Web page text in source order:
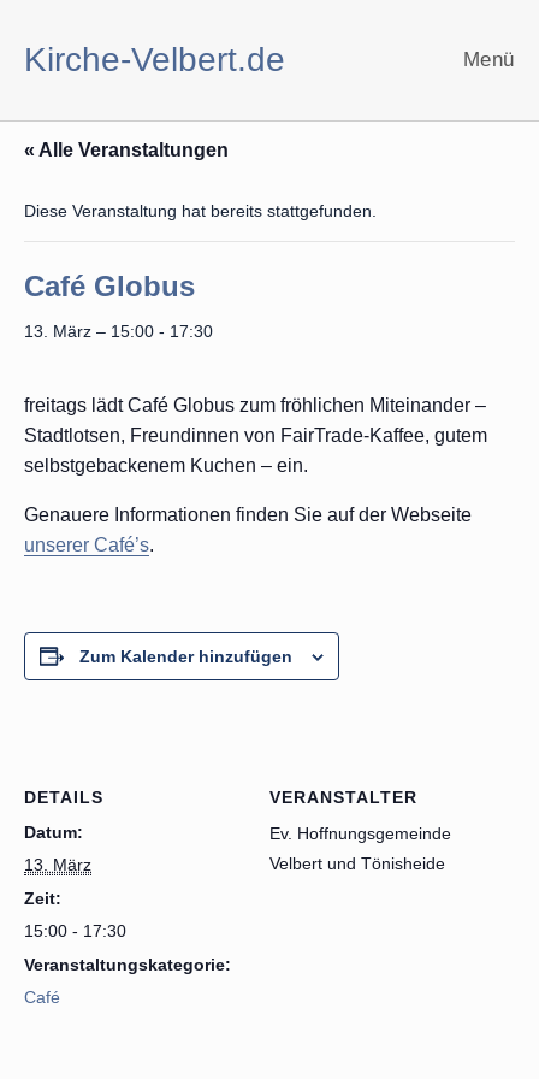
springen
Kirche-Velbert.de Menü
« Alle Veranstaltungen
Diese Veranstaltung hat bereits stattgefunden.
Café Globus
13. März – 15:00 - 17:30
freitags lädt Café Globus zum fröhlichen Miteinander –
Stadtlotsen, Freundinnen von FairTrade-Kaffee, gutem
selbstgebackenem Kuchen – ein.
Genauere Informationen finden Sie auf der Webseite
unserer Café’s.
Zum Kalender hinzufügen
DETAILS
Datum:
13. März
Zeit:
15:00 - 17:30
Veranstaltungskategorie:
Café
VERANSTALTER
Ev. Hoffnungsgemeinde
Velbert und Tönisheide